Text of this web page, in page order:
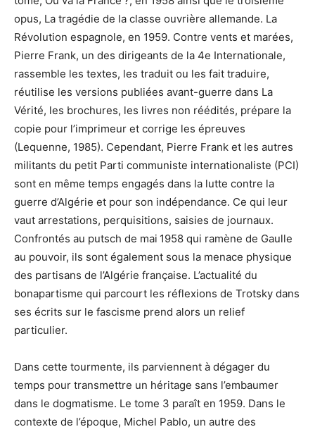
opus, La tragédie de la classe ouvrière allemande. La
Révolution espagnole, en 1959. Contre vents et marées,
Pierre Frank, un des dirigeants de la 4e Internationale,
rassemble les textes, les traduit ou les fait traduire,
réutilise les versions publiées avant-guerre dans La
Vérité, les brochures, les livres non réédités, prépare la
copie pour l’imprimeur et corrige les épreuves
(Lequenne, 1985). Cependant, Pierre Frank et les autres
militants du petit Parti communiste internationaliste (PCI)
sont en même temps engagés dans la lutte contre la
guerre d’Algérie et pour son indépendance. Ce qui leur
vaut arrestations, perquisitions, saisies de journaux.
Confrontés au putsch de mai 1958 qui ramène de Gaulle
au pouvoir, ils sont également sous la menace physique
des partisans de l’Algérie française. L’actualité du
bonapartisme qui parcourt les réflexions de Trotsky dans
ses écrits sur le fascisme prend alors un relief
particulier.
Dans cette tourmente, ils parviennent à dégager du
temps pour transmettre un héritage sans l’embaumer
dans le dogmatisme. Le tome 3 paraît en 1959. Dans le
contexte de l’époque, Michel Pablo, un autre des